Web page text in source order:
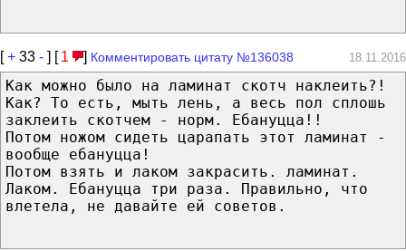
[+ 33 - ] [ 1 ] Комментировать цитату №136038 18.11.2016
Как можно было на ламинат скотч наклеить?!
Как? То есть, мыть лень, а весь пол сплошь
заклеить скотчем - норм. Ебануцца!!
Потом ножом сидеть царапать этот ламинат -
вообще ебануцца!
Потом взять и лаком закрасить. ламинат.
Лаком. Ебануцца три раза. Правильно, что
влетела, не давайте ей советов.